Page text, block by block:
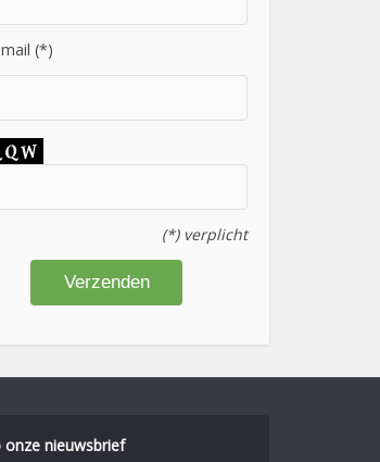
(*)
(*) verplicht
nieuwsbrief